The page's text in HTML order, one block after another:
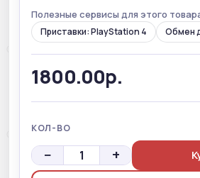
Полезные сервисы для этого
Приставки: PlayStation 4 Обмен
1800.00р.
КОЛ-ВО
− +